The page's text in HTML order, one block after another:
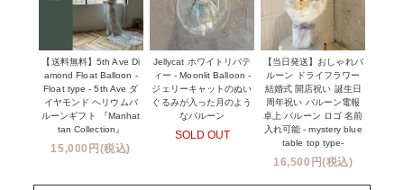
NEW YORK MIND - ニューヨークスタイルバルーン
※コンフェッティバルーン -プリント内容-
実店舗について -大阪 堀江店・名古屋 星ヶ丘店・滋賀 配送
センター店・沖縄 嘉手納基地店-
プリントサービス
前撮り写真バルーン特集
姉妹店＆関連ショップについて
【送料無料】5th Ave Di
amond Float Balloon -
Float type - 5th Ave ダ
イヤモンド ヘリウムバ
ルーンギフト 『Manhat
tan Collection』
15,000円(税込)
Jellycat ホワイトリバテ
ィー - Moonlit Balloon -
ジェリーキャットのぬい
ぐるみが入った月のよう
なバルーン
SOLD OUT
【当日発送】おしゃれバ
ルーン ドライフラワー
結婚式 開店祝い 誕生日
周年祝い バルーン電報
卓上 バルーン ロゴ 名前
入れ可能 - mystery blue
table top type-
16,500円(税込)